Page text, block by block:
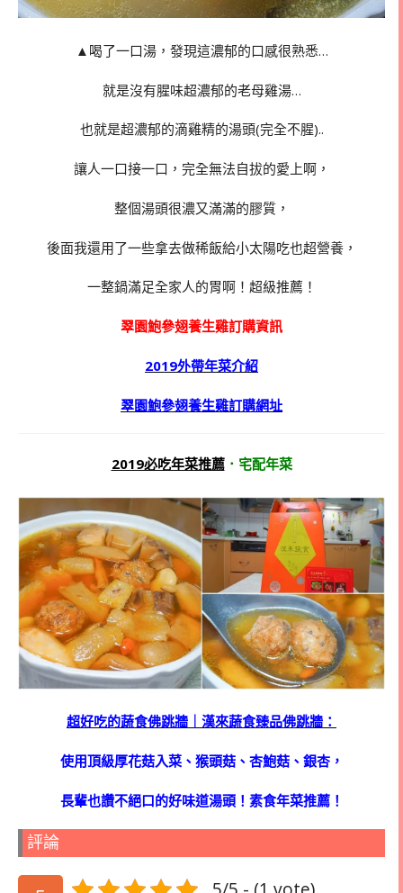
▲喝了一口湯，發現這濃郁的口感很熟悉…
就是沒有腥味超濃郁的老母雞湯…
也就是超濃郁的滴雞精的湯頭(完全不腥)..
讓人一口接一口，完全無法自拔的愛上啊，
整個湯頭很濃又滿滿的膠質，
後面我還用了一些拿去做稀飯給小太陽吃也超營養，
一整鍋滿足全家人的胃啊！超級推薦！
翠園鮑參翅養生雞訂購資訊
2019外帶年菜介紹
翠園鮑參翅養生雞訂購網址
2019必吃年菜推薦．宅配年菜
超好吃的蔬食佛跳牆｜漢來蔬食臻品佛跳牆：
使用頂級厚花菇入菜、猴頭菇、杏鮑菇、銀杏，
長輩也讚不絕口的好味道湯頭！素食年菜推薦！
評論